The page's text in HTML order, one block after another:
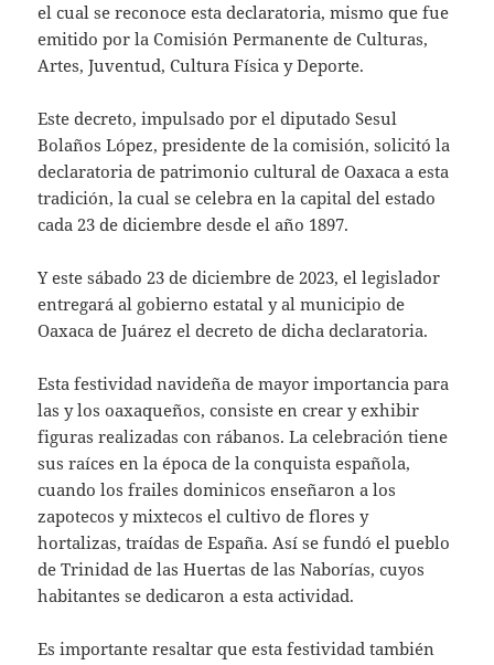
el cual se reconoce esta declaratoria, mismo que fue
emitido por la Comisión Permanente de Culturas,
Artes, Juventud, Cultura Física y Deporte.
Este decreto, impulsado por el diputado Sesul
Bolaños López, presidente de la comisión, solicitó la
declaratoria de patrimonio cultural de Oaxaca a esta
tradición, la cual se celebra en la capital del estado
cada 23 de diciembre desde el año 1897.
Y este sábado 23 de diciembre de 2023, el legislador
entregará al gobierno estatal y al municipio de
Oaxaca de Juárez el decreto de dicha declaratoria.
Esta festividad navideña de mayor importancia para
las y los oaxaqueños, consiste en crear y exhibir
figuras realizadas con rábanos. La celebración tiene
sus raíces en la época de la conquista española,
cuando los frailes dominicos enseñaron a los
zapotecos y mixtecos el cultivo de flores y
hortalizas, traídas de España. Así se fundó el pueblo
de Trinidad de las Huertas de las Naborías, cuyos
habitantes se dedicaron a esta actividad.
Es importante resaltar que esta festividad también